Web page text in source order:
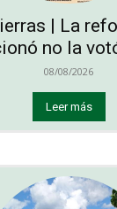
| La
no la
08/08/2026
Leer más